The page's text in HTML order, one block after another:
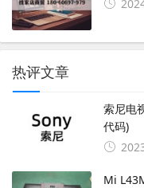
热评文章
索尼电
代码)
Mi